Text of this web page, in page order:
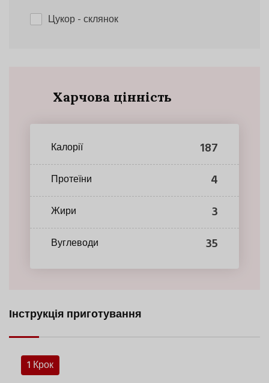
Цукор- склянок
Харчова цінність
Калорії 187
Протеїни 4
Жири 3
Вуглеводи 35
Інструкція приготування
1 Крок